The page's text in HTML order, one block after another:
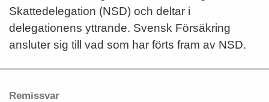
Skattedelegation (NSD) och deltar i
delegationens yttrande. Svensk Försäkring
ansluter sig till vad som har förts fram av NSD.
Remissvar